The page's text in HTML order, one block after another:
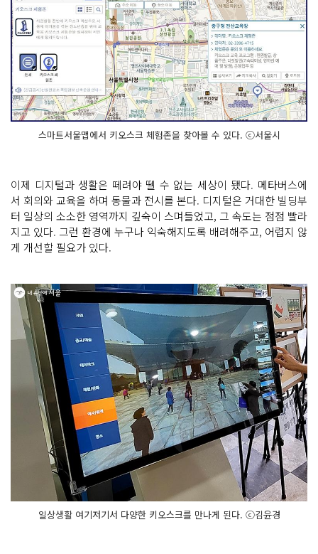
스마트서울맵에서 키오스크 체험존을 찾아볼 수 있다. ⓒ서울시
이제 디지털과 생활은 떼려야 뗄 수 없는 세상이 됐다. 메타버스에
서 회의와 교육을 하며 동물과 전시를 본다. 디지털은 거대한 빌딩부
터 일상의 소소한 영역까지 깊숙이 스며들었고, 그 속도는 점점 빨라
지고 있다. 그런 환경에 누구나 익숙해지도록 배려해주고, 어렵지 않
게 개선할 필요가 있다.
일상생활 여기저기서 다양한 키오스크를 만나게 된다. ⓒ김윤경